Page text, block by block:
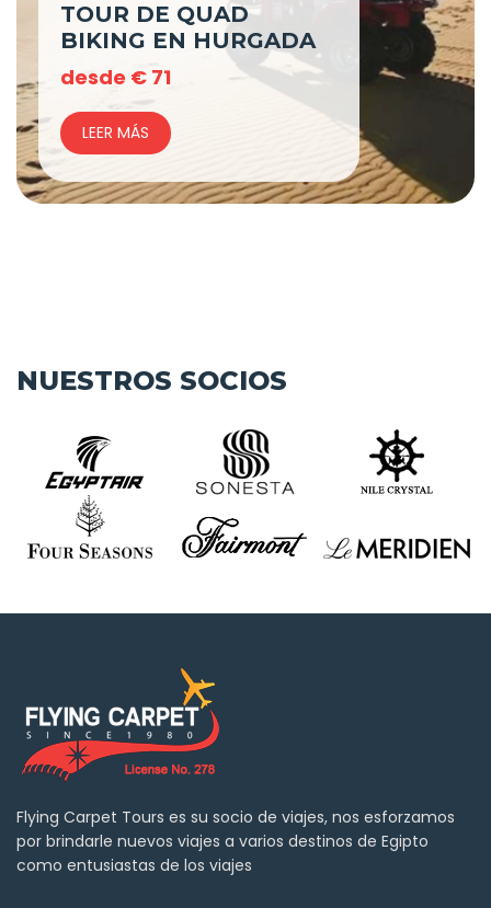
TOUR DE QUAD
BIKING EN HURGADA
desde € 71
LEER MÁS
NUESTROS SOCIOS
Flying Carpet Tours es su socio de viajes, nos esforzamos
por brindarle nuevos viajes a varios destinos de Egipto
como entusiastas de los viajes